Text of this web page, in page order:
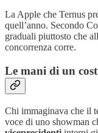
La Apple che Ternus
quell’anno. Secondo
graduali piuttosto che
concorrenza corre.
Le mani di un
Chi immaginava che il
voce di uno showman